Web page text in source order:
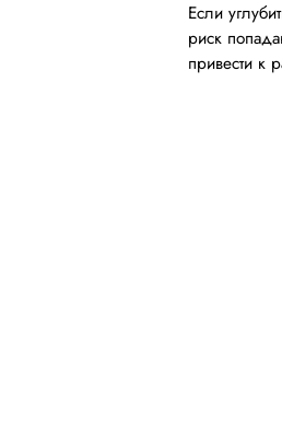
Если
риск
привести к